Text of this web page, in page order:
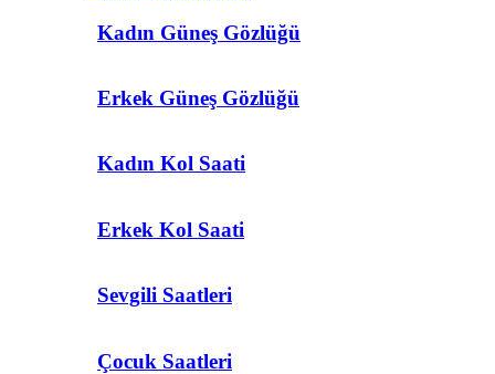
Kadın Güneş Gözlüğü
Erkek Güneş Gözlüğü
Kadın Kol Saati
Erkek Kol Saati
Sevgili Saatleri
Çocuk Saatleri